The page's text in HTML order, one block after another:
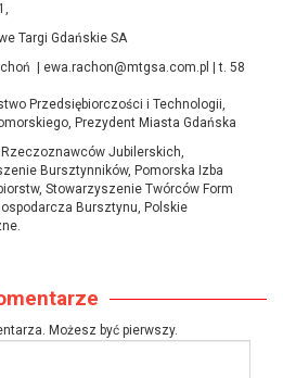
Targi Gdańskie SA
| ewa.rachon@mtgsa.com.pl | t. 58
Przedsiębiorczości i Technologii,
Prezydent Miasta Gdańska
Jubilerskich,
Bursztynników, Pomorska Izba
Stowarzyszenie Twórców Form
Bursztynu, Polskie
Możesz być pierwszy.